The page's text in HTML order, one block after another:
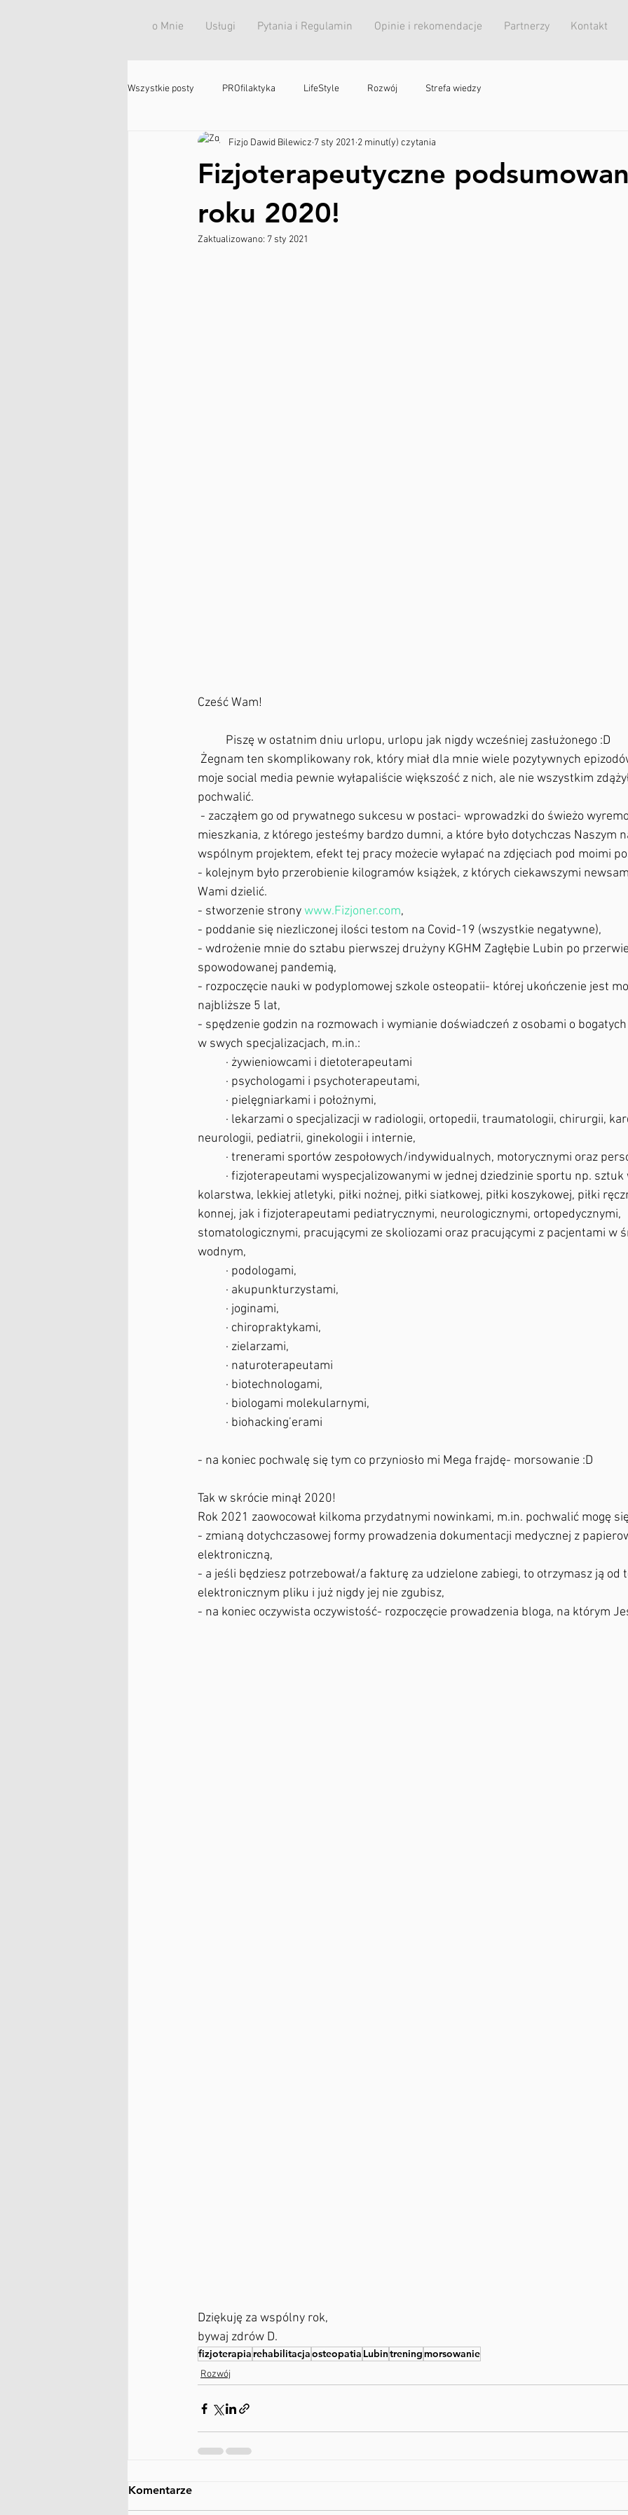
o Mnie Usługi Pytania i Regulamin Opinie i rekomendacje Partnerzy Kontakt
Wszystkie posty PROfilaktyka LifeStyle Rozwój Strefa wiedzy
Fizjoterapeutyczne
roku 2020!
Fizjo Dawid Bilewicz 7 sty 2021 2 minut(y) czytania
Zaktualizowano: 7 sty 2021
Cześć Wam!
Piszę w ostatnim dniu urlopu, urlopu jak nigdy wcześniej zasłużonego :D
moje social media pewnie wyłapaliście większość z nich, ale nie wszystkim
pochwalić.
mieszkania, z którego jesteśmy bardzo dumni, a które było dotychczas Naszym
wspólnym projektem, efekt tej pracy możecie wyłapać na zdjęciach pod moimi
- kolejnym było przerobienie kilogramów książek, z których ciekawszymi
Wami dzielić.
- stworzenie strony www.Fizjoner.com,
- poddanie się niezliczonej ilości testom na Covid-19 (wszystkie negatywne),
- wdrożenie mnie do sztabu pierwszej drużyny KGHM Zagłębie Lubin po
spowodowanej pandemią,
- rozpoczęcie nauki w podyplomowej szkole osteopatii- której ukończenie jest
najbliższe 5 lat,
- spędzenie godzin na rozmowach i wymianie doświadczeń z osobami o
w swych specjalizacjach, m.in.:
	· żywieniowcami i dietoterapeutami
	· psychologami i psychoterapeutami,
	· pielęgniarkami i położnymi,
neurologii, pediatrii, ginekologii i internie,
· trenerami sportów zespołowych/indywidualnych, motorycznymi oraz
kolarstwa, lekkiej atletyki, piłki nożnej, piłki siatkowej, piłki koszykowej, piłki
konnej, jak i fizjoterapeutami pediatrycznymi, neurologicznymi, ortopedycznymi,
stomatologicznymi, pracującymi ze skoliozami oraz pracującymi z pacjentami w
wodnym,
	· podologami,
	· akupunkturzystami,
	· joginami,
	· chiropraktykami,
	· zielarzami,
	· naturoterapeutami
	· biotechnologami,
	· biologami molekularnymi,
	· biohacking’erami
- na koniec pochwalę się tym co przyniosło mi Mega frajdę- morsowanie :D
Tak w skrócie minął 2020!
Rok 2021 zaowocował kilkoma przydatnymi nowinkami, m.in. pochwalić mogę
- zmianą dotychczasowej formy prowadzenia dokumentacji medycznej z
elektroniczną,
- a jeśli będziesz potrzebował/a fakturę za udzielone zabiegi, to otrzymasz ją od
elektronicznym pliku i już nigdy jej nie zgubisz,
- na koniec oczywista oczywistość- rozpoczęcie prowadzenia bloga, na którym
Dziękuję za wspólny rok,
bywaj zdrów D.
fizjoterapia rehabilitacjaosteopatia Lubintreningmorsowanie
Rozwój
Komentarze